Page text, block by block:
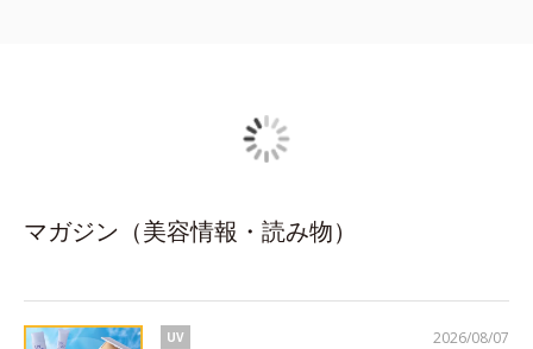
マガジン（美容情報・読み物）
UV 2026/08/07